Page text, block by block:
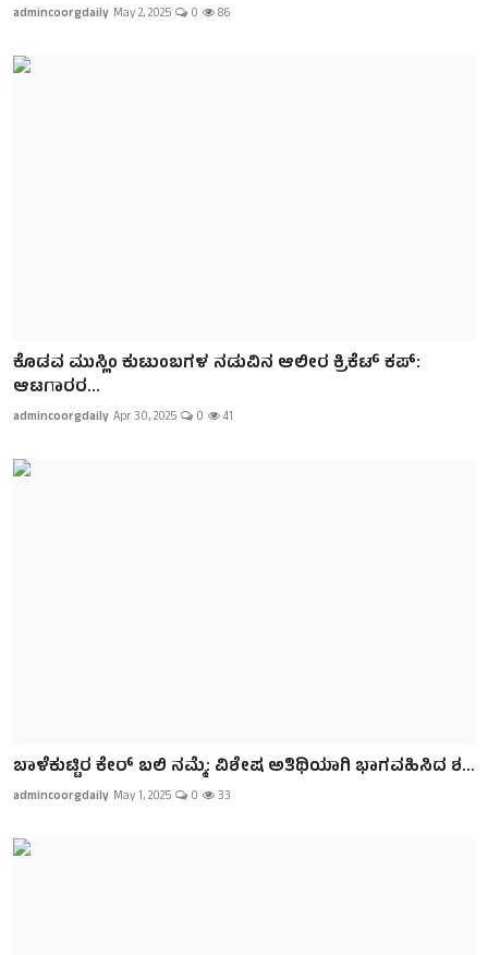
admincoorgdaily May 2, 2025 0 86
ಕೊಡವ ಮುಸ್ಲಿಂ ಕುಟುಂಬಗ‌ಳ ನಡುವಿನ ಆಲೀರ ಕ್ರಿಕೆಟ್ ಕಪ್:
ಆಟಗಾರರ...
admincoorgdaily Apr 30, 2025 0 41
ಬಾಳೆಕುಟ್ಟಿರ ಕೇರ್ ಬಲಿ ನಮ್ಮೆ: ವಿಶೇಷ ಅತಿಥಿಯಾಗಿ ಭಾಗವಹಿಸಿದ ಶ...
admincoorgdaily May 1, 2025 0 33